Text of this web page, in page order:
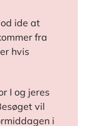
ide at
fra
hvis
I og jeres
vil
i